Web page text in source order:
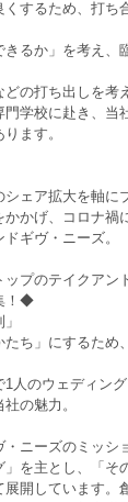
くするため、打ち
きるか」を考え、
の打ち出しを考
門学校に赴き、当
ます。
シェア拡大を軸に
かかげ、コロナ禍
ギヴ・ニーズ。
プのテイクアン
！◆
ち」にするため
人のウェディン
の魅力。
ニーズのミッシ
」を主とし、「
展開しています。